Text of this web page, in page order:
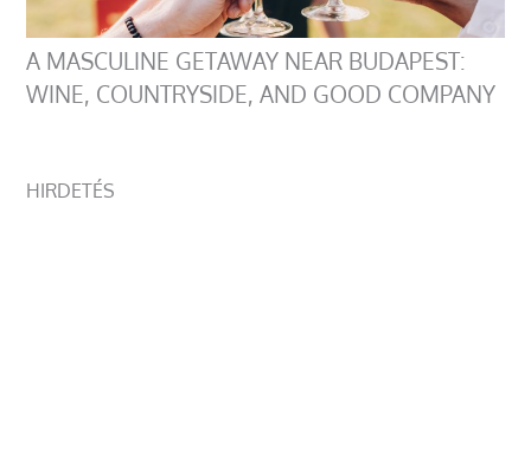
A MASCULINE GETAWAY NEAR BUDAPEST:
WINE, COUNTRYSIDE, AND GOOD COMPANY
HIRDETÉS